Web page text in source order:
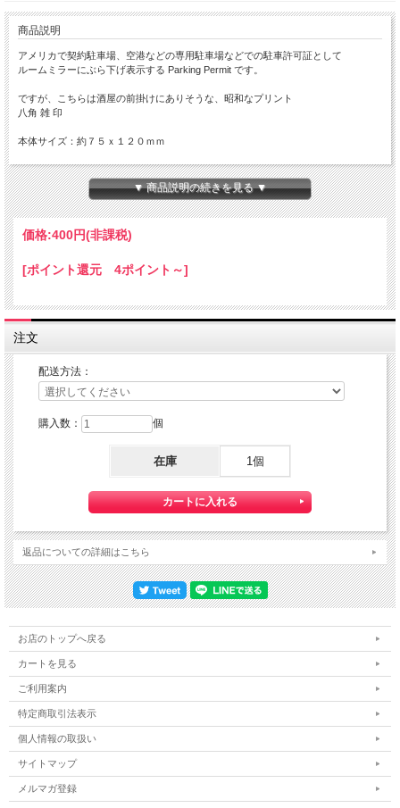
商品説明
アメリカで契約駐車場、空港などの専用駐車場などでの駐車許可証として
ルームミラーにぶら下げ表示する Parking Permit です。
ですが、こちらは酒屋の前掛けにありそうな、昭和なプリント
八角 雑 印
本体サイズ：約７５ｘ１２０ｍｍ
Made in JAPAN
ルームミラーの構造により、ParkingPermitをぶら下げた時
下に下がらず、上を向いてしまうことがございますので
ミラーの構造をご確認いただき、ご購入ください。
▼ 商品説明の続きを見る ▼
価格:400円(非課税)
[ポイント還元 4ポイント～]
注文
配送方法：
購入数： 個
在庫 1個
返品についての詳細はこちら
お店のトップへ戻る
カートを見る
ご利用案内
特定商取引法表示
個人情報の取扱い
サイトマップ
メルマガ登録